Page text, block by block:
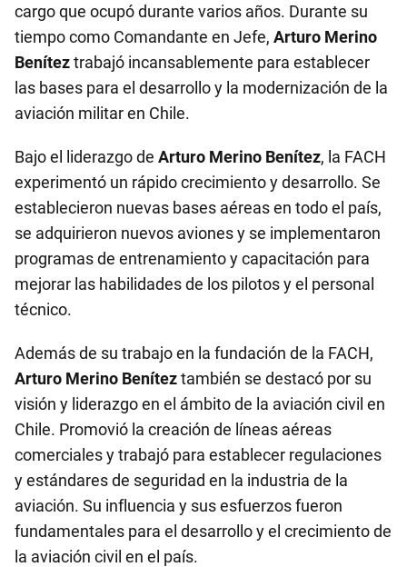
cargo que ocupó durante varios años. Durante su
tiempo como Comandante en Jefe, Arturo Merino
Beníteztrabajó incansablemente para establecer
las bases para el desarrollo y la modernización de la
aviación militar en Chile.
Bajo el liderazgo de Arturo Merino Benítez, la FACH
experimentó un rápido crecimiento y desarrollo. Se
establecieron nuevas bases aéreas en todo el país,
se adquirieron nuevos aviones y se implementaron
programas de entrenamiento y capacitación para
mejorar las habilidades de los pilotos y el personal
técnico.
Además de su trabajo en la fundación de la FACH,
Arturo Merino Beníteztambién se destacó por su
visión y liderazgo en el ámbito de la aviación civil en
Chile. Promovió la creación de líneas aéreas
comerciales y trabajó para establecer regulaciones
y estándares de seguridad en la industria de la
aviación. Su influencia y sus esfuerzos fueron
fundamentales para el desarrollo y el crecimiento de
la aviación civil en el país.